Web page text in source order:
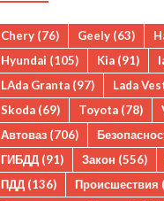
Chery (76) Geely (63)
Hyundai (105) Kia (91)
LAda Granta (97) Lada
Skoda (69) Toyota (78)
Автоваз (706)
ГИБДД (91) Закон (556)
ПДД (136) Происшествия